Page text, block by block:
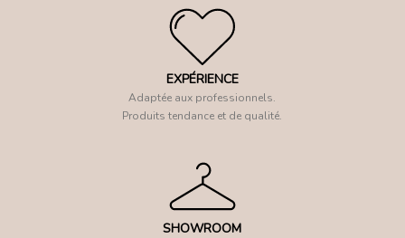
EXPÉRIENCE
Adaptée aux professionnels.
Produits tendance et de qualité.
SHOWROOM